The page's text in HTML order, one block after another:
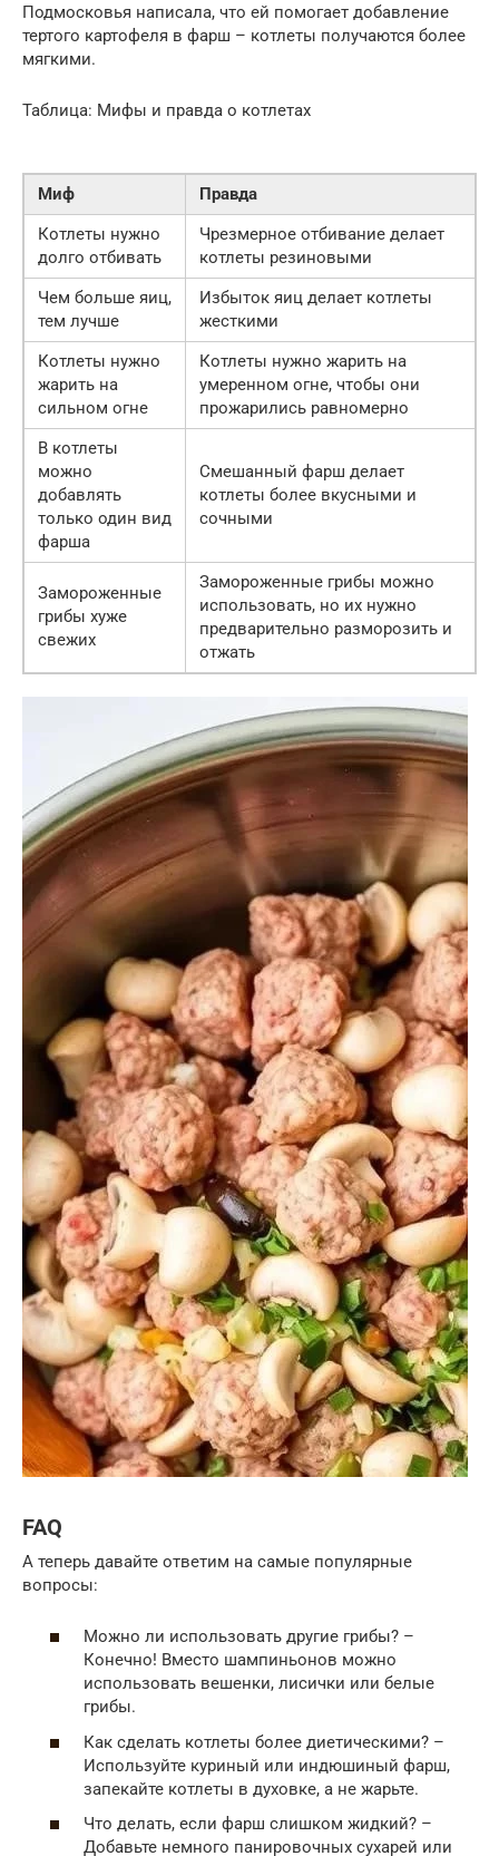
Подмосковья написала, что ей помогает добавление
тертого картофеля в фарш – котлеты получаются более
мягкими.
Таблица: Мифы и правда о котлетах
Миф
Правда
Котлеты нужно
долго отбивать
Чрезмерное отбивание делает
котлеты резиновыми
Чем больше яиц,
тем лучше
Избыток яиц делает котлеты
жесткими
Котлеты нужно
жарить на
сильном огне
Котлеты нужно жарить на
умеренном огне, чтобы они
прожарились равномерно
В котлеты
можно
добавлять
только один вид
фарша
Смешанный фарш делает
котлеты более вкусными и
сочными
Замороженные
грибы хуже
свежих
Замороженные грибы можно
использовать, но их нужно
предварительно разморозить и
отжать
FAQ
А теперь давайте ответим на самые популярные
вопросы:
Можно ли использовать другие грибы? –
Конечно! Вместо шампиньонов можно
использовать вешенки, лисички или белые
грибы.
Как сделать котлеты более диетическими? –
Используйте куриный или индюшиный фарш,
запекайте котлеты в духовке, а не жарьте.
Что делать, если фарш слишком жидкий? –
Добавьте немного панировочных сухарей или